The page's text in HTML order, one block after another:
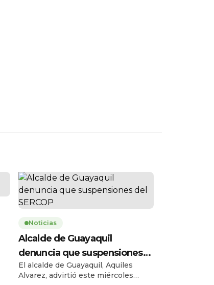
Noticias
Alcalde de Guayaquil
denuncia que suspensiones
del SERCOP
El alcalde de Guayaquil, Aquiles
Alvarez, advirtió este miércoles